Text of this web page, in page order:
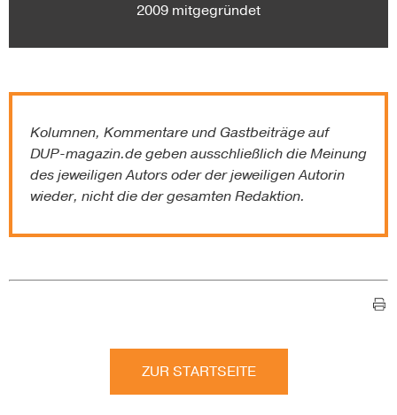
2009 mitgegründet
Kolumnen, Kommentare und Gastbeiträge auf
DUP-magazin.degeben ausschließlich die Meinung
des jeweiligen Autors oder der jeweiligen Autorin
wieder, nicht die der gesamten Redaktion.
ZUR STARTSEITE